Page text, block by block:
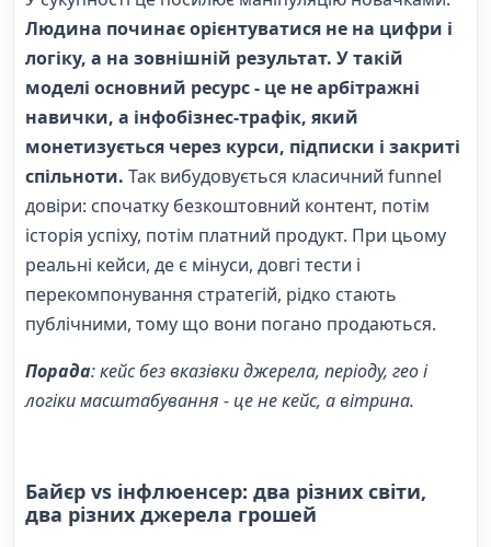
Людина починає орієнтуватися не на цифри і
логіку, а на зовнішній результат. У такій
моделі основний ресурс - це не арбітражні
навички, а інфобізнес-трафік, який
монетизується через курси, підписки і закриті
спільноти. Так вибудовується класичний funnel
довіри: спочатку безкоштовний контент, потім
історія успіху, потім платний продукт. При цьому
реальні кейси, де є мінуси, довгі тести і
перекомпонування стратегій, рідко стають
публічними, тому що вони погано продаються.
Порада: кейс без вказівки джерела, періоду, гео і
логіки масштабування - це не кейс, а вітрина.
Байєр vs інфлюенсер: два різних світи,
два різних джерела грошей